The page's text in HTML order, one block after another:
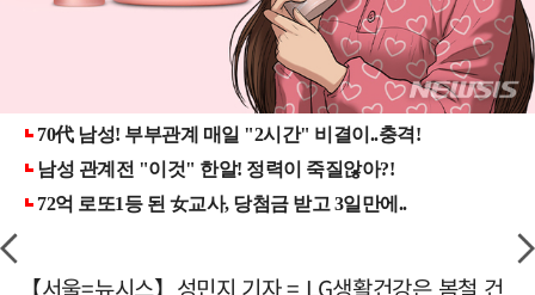
【서울=뉴시스】성민지 기자 = LG생활건강은 봄철 건